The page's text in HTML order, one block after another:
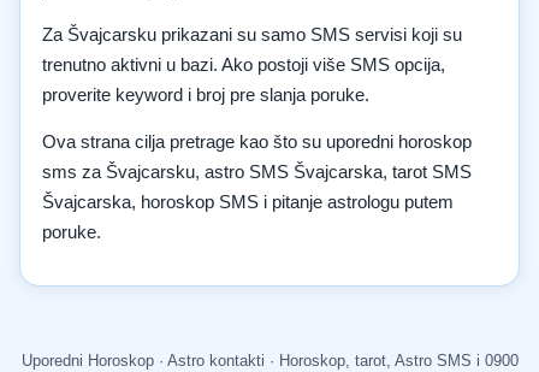
Za Švajcarsku prikazani su samo SMS servisi koji su
trenutno aktivni u bazi. Ako postoji više SMS opcija,
proverite keyword i broj pre slanja poruke.
Ova strana cilja pretrage kao što su uporedni horoskop
sms za Švajcarsku, astro SMS Švajcarska, tarot SMS
Švajcarska, horoskop SMS i pitanje astrologu putem
poruke.
Uporedni Horoskop · Astro kontakti · Horoskop, tarot, Astro SMS i 0900